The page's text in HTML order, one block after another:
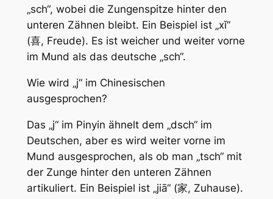
„sch“, wobei die Zungenspitze hinter den
unteren Zähnen bleibt. Ein Beispiel ist „xǐ“
(喜, Freude). Es ist weicher und weiter vorne
im Mund als das deutsche „sch“.
Wie wird „j“ im Chinesischen
ausgesprochen?
Das „j“ im Pinyin ähnelt dem „dsch“ im
Deutschen, aber es wird weiter vorne im
Mund ausgesprochen, als ob man „tsch“ mit
der Zunge hinter den unteren Zähnen
artikuliert. Ein Beispiel ist „jiā“ (家, Zuhause).